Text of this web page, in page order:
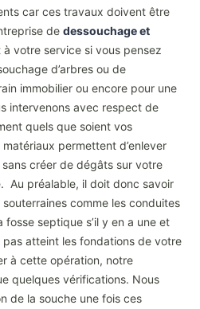
car ces travaux doivent être
de dessouchage et
à votre service si vous pensez
d’arbres ou de
immobilier ou encore pour une
intervenons avec respect de
quels que soient vos
permettent d’enlever
créer de dégâts sur votre
Au préalable, il doit donc savoir
comme les conduites
fosse septique s’il y en a une et
pas atteint les fondations de votre
à cette opération, notre
quelques vérifications. Nous
de la souche une fois ces